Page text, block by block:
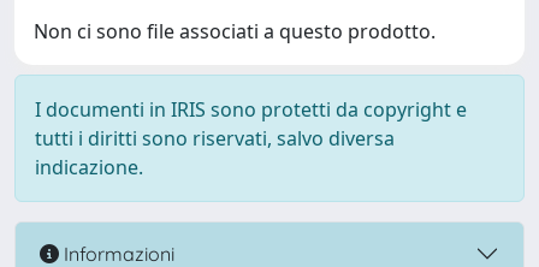
Non ci sono file associati a questo prodotto.
I documenti in IRIS sono protetti da copyright e
tutti i diritti sono riservati, salvo diversa
indicazione.
Informazioni